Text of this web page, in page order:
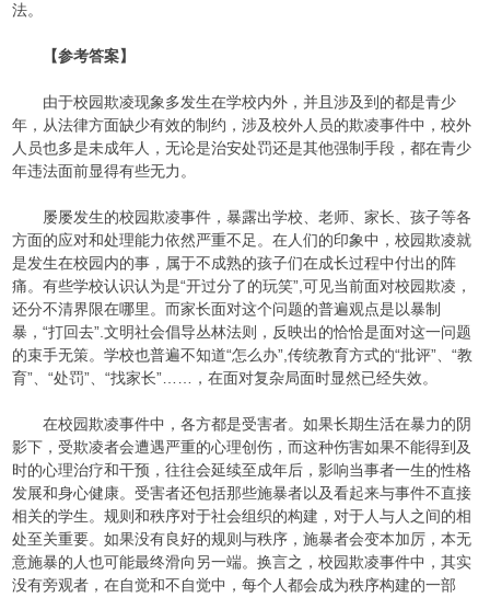
法。
【参考答案】
由于校园欺凌现象多发生在学校内外，并且涉及到的都是青少
年，从法律方面缺少有效的制约，涉及校外人员的欺凌事件中，校外
人员也多是未成年人，无论是治安处罚还是其他强制手段，都在青少
年违法面前显得有些无力。
屡屡发生的校园欺凌事件，暴露出学校、老师、家长、孩子等各
方面的应对和处理能力依然严重不足。在人们的印象中，校园欺凌就
是发生在校园内的事，属于不成熟的孩子们在成长过程中付出的阵
痛。有些学校认识认为是“开过分了的玩笑”,可见当前面对校园欺凌，
还分不清界限在哪里。而家长面对这个问题的普遍观点是以暴制
暴，“打回去”.文明社会倡导丛林法则，反映出的恰恰是面对这一问题
的束手无策。学校也普遍不知道“怎么办”,传统教育方式的“批评”、“教
育”、“处罚”、“找家长”……，在面对复杂局面时显然已经失效。
在校园欺凌事件中，各方都是受害者。如果长期生活在暴力的阴
影下，受欺凌者会遭遇严重的心理创伤，而这种伤害如果不能得到及
时的心理治疗和干预，往往会延续至成年后，影响当事者一生的性格
发展和身心健康。受害者还包括那些施暴者以及看起来与事件不直接
相关的学生。规则和秩序对于社会组织的构建，对于人与人之间的相
处至关重要。如果没有良好的规则与秩序，施暴者会变本加厉，本无
意施暴的人也可能最终滑向另一端。换言之，校园欺凌事件中，其实
没有旁观者，在自觉和不自觉中，每个人都会成为秩序构建的一部